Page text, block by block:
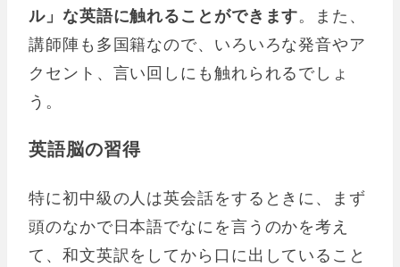
ル」な英語に触れることができます。また、
講師陣も多国籍なので、いろいろな発音やア
クセント、言い回しにも触れられるでしょ
う。
英語脳の習得
特に初中級の人は英会話をするときに、まず
頭のなかで日本語でなにを言うのかを考え
て、和文英訳をしてから口に出していること